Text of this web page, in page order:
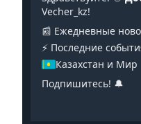
Vecher_kz!
📰 Ежедневные
⚡️ Последние
Казахстан и Мир
Подпишитесь! 🔔